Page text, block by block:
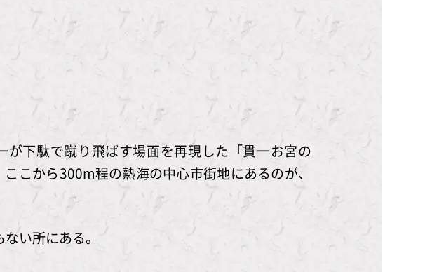
下駄で蹴り飛ばす場面を再現した「貫一お宮の
こから300m程の熱海の中心市街地にあるのが、
い所にある。